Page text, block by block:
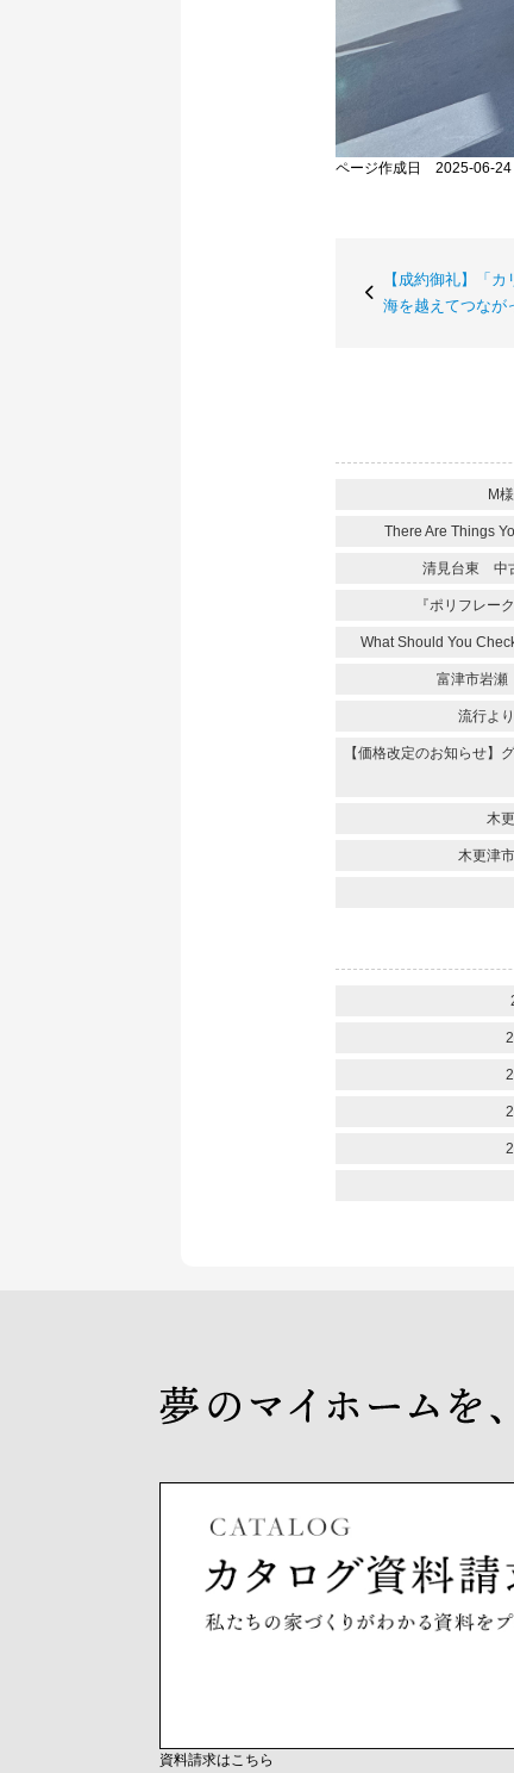
ページ作成日 2025-06-24
【成約御礼】「
海を越えてつなが
M
There Are Things
清見台東 中
『ポリフレー
What Should You
富津市岩瀬
流行よ
【価格改定のお知らせ】
木
木更津
資料請求はこちら